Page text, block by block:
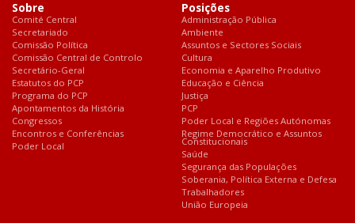
Sobre
Comité Central
Secretariado
Comissão Política
Comissão Central de Controlo
Secretário-Geral
Estatutos do PCP
Programa do PCP
Apontamentos da História
Congressos
Encontros e Conferências
Poder Local
Posições
Administração Pública
Ambiente
Assuntos e Sectores Sociais
Cultura
Economia e Aparelho Produtivo
Educação e Ciência
Justiça
PCP
Poder Local e Regiões Autónomas
Regime Democrático e Assuntos
Constitucionais
Saúde
Segurança das Populações
Soberania, Política Externa e Defesa
Trabalhadores
União Europeia